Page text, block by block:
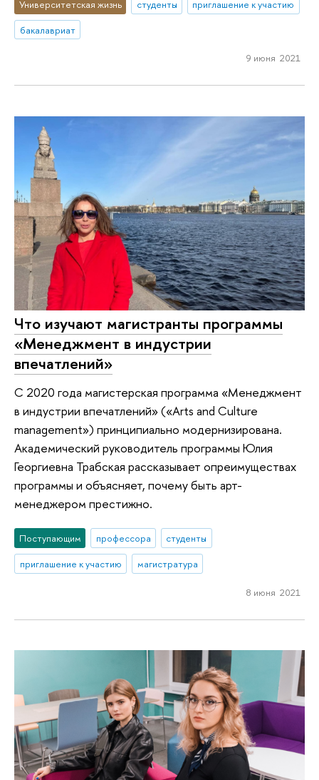
Университетская жизнь студенты
приглашение к участию
бакалавриат
9 июня 2021
Что изучают магистранты программы
«Менеджмент в индустрии
впечатлений»
С 2020 года магистерская программа «Менеджмент
в индустрии впечатлений» («Arts and Culture
management») принципиально модернизирована.
Академический руководитель программы Юлия
Георгиевна Трабская рассказывает опреимуществах
программы и объясняет, почему быть арт-
менеджером престижно.
Поступающим профессора
студенты
приглашение к участию
магистратура
8 июня 2021